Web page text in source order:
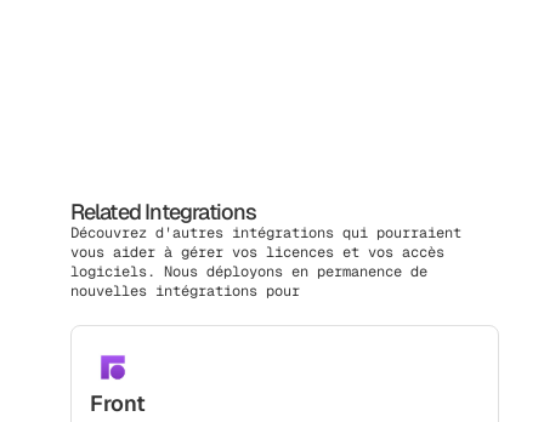
Related Integrations
Découvrez d'autres intégrations qui pourraient
vous aider à gérer vos licences et vos accès
logiciels. Nous déployons en permanence de
nouvelles intégrations pour
Front